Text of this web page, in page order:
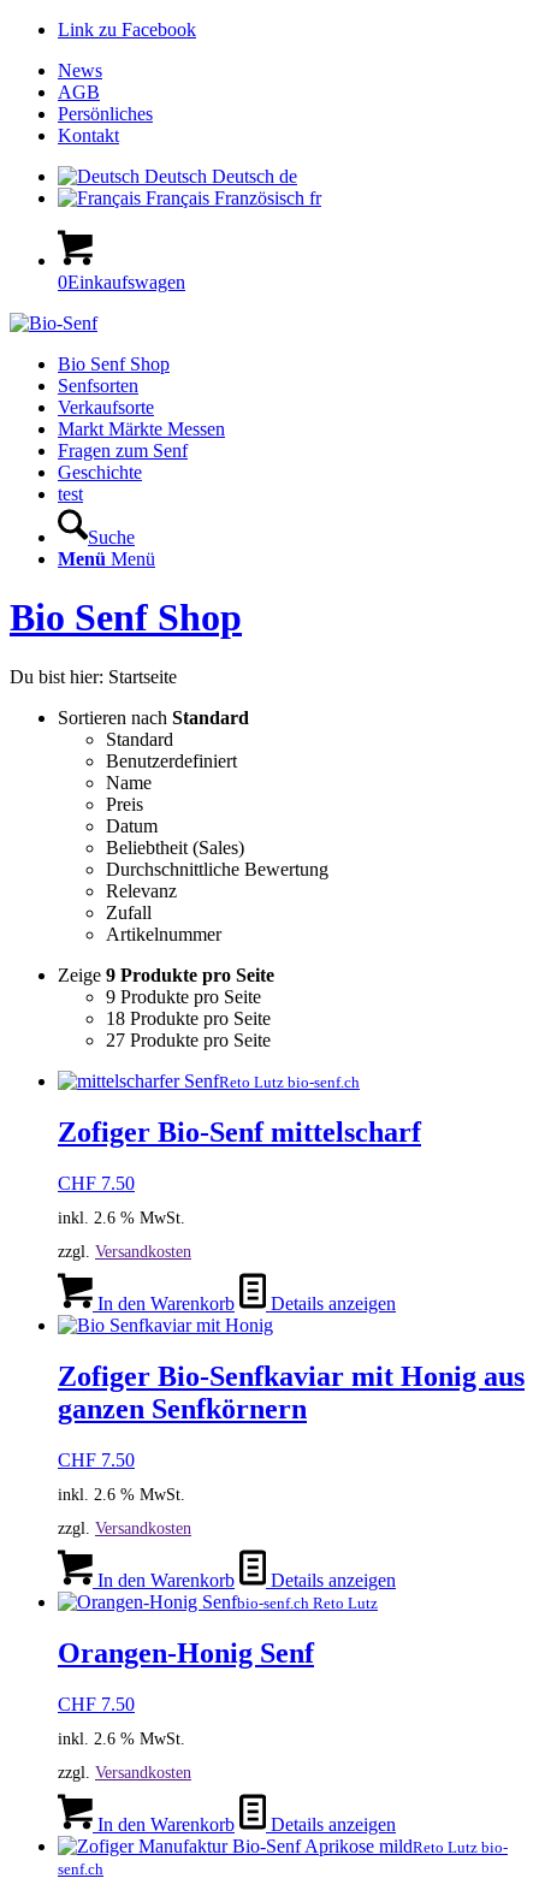
Link zu Facebook
News
AGB
Persönliches
Kontakt
Deutsch Deutsch de
Français Französisch fr
0Einkaufswagen
Hauptnavigation
Bio Senf Shop
Senfsorten
Verkaufsorte
Markt Märkte Messen
Fragen zum Senf
Geschichte
test
Suche
Menü Menü
Bio Senf Shop
Du bist hier: Startseite
Sortieren nach Standard
Standard
Benutzerdefiniert
Name
Preis
Datum
Beliebtheit (Sales)
Durchschnittliche Bewertung
Relevanz
Zufall
Artikelnummer
Zeige 9 Produkte pro Seite
9 Produkte pro Seite
18 Produkte pro Seite
27 Produkte pro Seite
Reto Lutz bio-senf.ch
Zofiger Bio-Senf mittelscharf
CHF 7.50
inkl. 2.6 % MwSt.
zzgl. Versandkosten
In den Warenkorb Details anzeigen
Zofiger Bio-Senfkaviar mit Honig aus
ganzen Senfkörnern
CHF 7.50
inkl. 2.6 % MwSt.
zzgl. Versandkosten
In den Warenkorb Details anzeigen
bio-senf.ch Reto Lutz
Orangen-Honig Senf
CHF 7.50
inkl. 2.6 % MwSt.
zzgl. Versandkosten
In den Warenkorb Details anzeigen
Reto Lutz bio-
senf.ch